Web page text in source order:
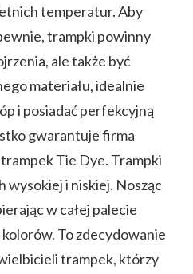
temperatur. Aby
trampki powinny
ale także być
materiału, idealnie
i posiadać perfekcyjną
gwarantuje firma
Tie Dye. Trampki
wysokiej i niskiej. Nosząc
w całej palecie
To zdecydowanie
trampek, którzy